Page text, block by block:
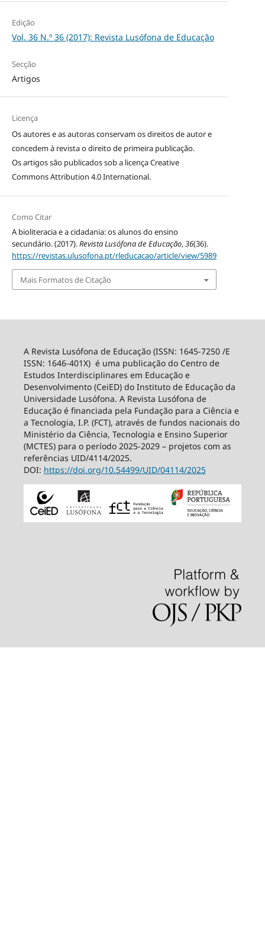
Edição
Vol. 36 N.º 36 (2017): Revista Lusófona de Educação
Secção
Artigos
Licença
Os autores e as autoras conservam os direitos de autor e
concedem à revista o direito de primeira publicação.
Os artigos são publicados sob a licençaCreative
Commons Attribution 4.0 International.
Como Citar
A bioliteracia e a cidadania: os alunos do ensino
secundário. (2017).Revista Lusófona de Educação,36(36).
https://revistas.ulusofona.pt/rleducacao/article/view/5989
Mais Formatos de Citação
A Revista Lusófona de Educação (ISSN: 1645-7250 /E
ISSN: 1646-401X) é uma publicação do Centro de
Estudos Interdisciplinares em Educação e
Desenvolvimento (CeiED) do Instituto de Educação da
Universidade Lusófona. A Revista Lusófona de
Educação é financiada pela Fundação para a Ciência e
a Tecnologia, I.P. (FCT), através de fundos nacionais do
Ministério da Ciência, Tecnologia e Ensino Superior
(MCTES) para o período 2025-2029 – projetos com as
referências UID/4114/2025.
DOI: https://doi.org/10.54499/UID/04114/2025